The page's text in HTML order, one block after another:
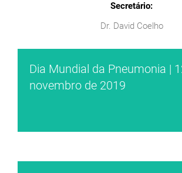
Secretário:
Dr. David Coelho
Dia Mundial da Pneumonia |
novembro de 2019